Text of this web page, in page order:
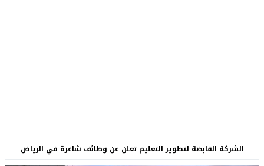
الشركة القابضة لتطوير التعليم تعلن عن وظائف شاغرة في الرياض